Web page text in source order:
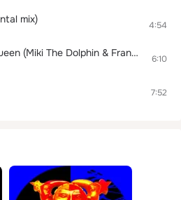
mix) 4:54
Long Life To My Queen (Miki The Dolphin & Francesco Lamprechtz Original Mix) 6:10
7:52